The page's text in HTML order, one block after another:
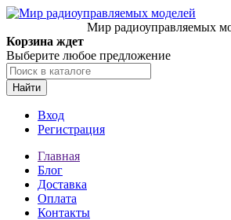
Мир радиоуправляемых
Корзина ждет
Выберите любое предложение
Найти
Вход
Регистрация
Главная
Блог
Доставка
Оплата
Контакты